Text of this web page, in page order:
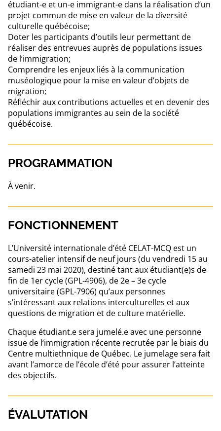
étudiant-e et un-e immigrant-e dans la réalisation d’un
projet commun de mise en valeur de la diversité
culturelle québécoise;
Doter les participants d’outils leur permettant de
réaliser des entrevues auprès de populations issues
de l’immigration;
Comprendre les enjeux liés à la communication
muséologique pour la mise en valeur d’objets de
migration;
Réfléchir aux contributions actuelles et en devenir des
populations immigrantes au sein de la société
québécoise.
PROGRAMMATION
À venir.
FONCTIONNEMENT
L’Université internationale d’été CELAT-MCQ est un
cours-atelier intensif de neuf jours (du vendredi 15 au
samedi 23 mai 2020), destiné tant aux étudiant(e)s de
fin de 1er cycle (GPL-4906), de 2e – 3e cycle
universitaire (GPL-7906) qu’aux personnes
s’intéressant aux relations interculturelles et aux
questions de migration et de culture matérielle.
Chaque étudiant.e sera jumelé.e avec une personne
issue de l’immigration récente recrutée par le biais du
Centre multiethnique de Québec. Le jumelage sera fait
avant l’amorce de l’école d’été pour assurer l’atteinte
des objectifs.
ÉVALUTATION